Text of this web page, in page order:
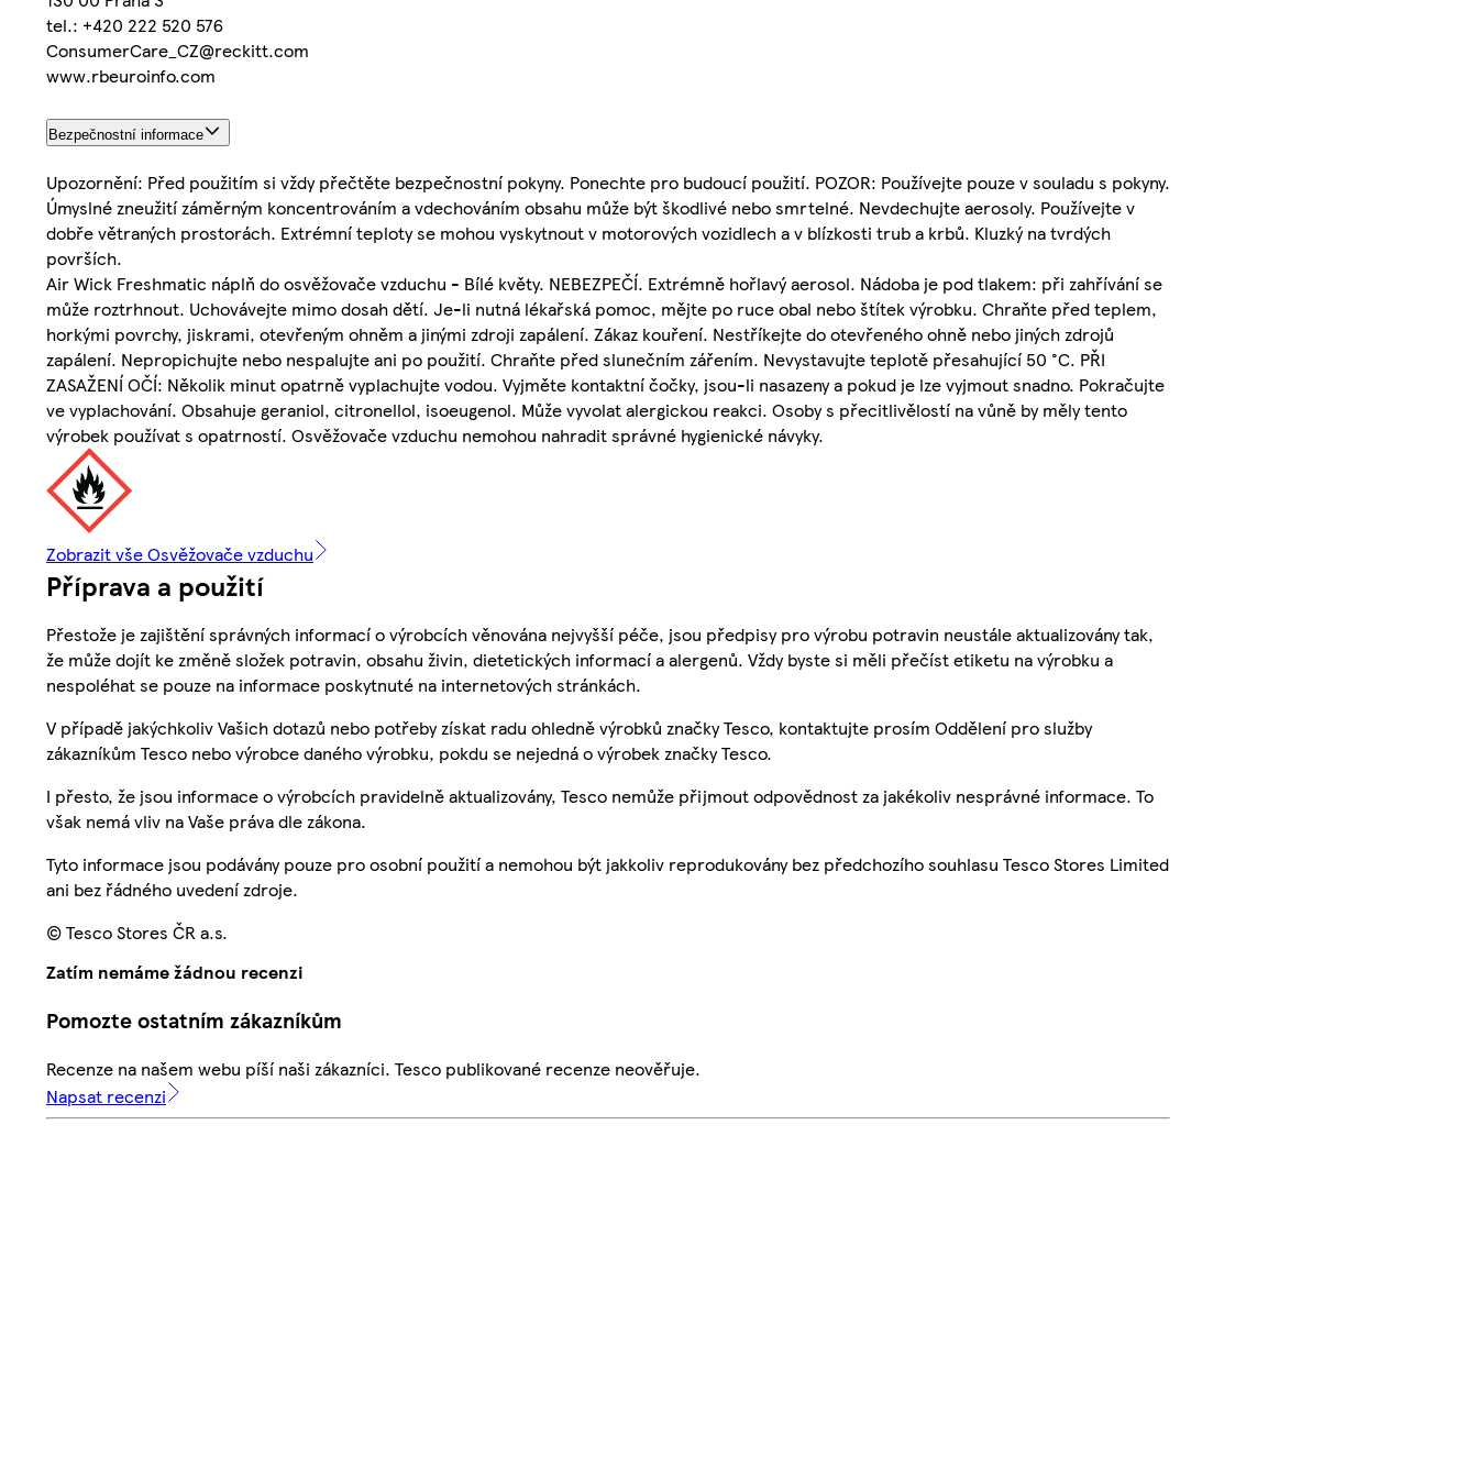
tel.: +420 222 520 576
ConsumerCare_CZ@reckitt.com
www.rbeuroinfo.com
Bezpečnostní informace
Upozornění: Před použitím si vždy přečtěte bezpečnostní pokyny. Ponechte pro budoucí použití. POZOR: Používejte pouze v souladu s pokyny.
Úmyslné zneužití záměrným koncentrováním a vdechováním obsahu může být škodlivé nebo smrtelné. Nevdechujte aerosoly. Používejte v
dobře větraných prostorách. Extrémní teploty se mohou vyskytnout v motorových vozidlech a v blízkosti trub a krbů. Kluzký na tvrdých
površích.
Air Wick Freshmatic náplň do osvěžovače vzduchu - Bílé květy. NEBEZPEČÍ. Extrémně hořlavý aerosol. Nádoba je pod tlakem: při zahřívání se
může roztrhnout. Uchovávejte mimo dosah dětí. Je-li nutná lékařská pomoc, mějte po ruce obal nebo štítek výrobku. Chraňte před teplem,
horkými povrchy, jiskrami, otevřeným ohněm a jinými zdroji zapálení. Zákaz kouření. Nestříkejte do otevřeného ohně nebo jiných zdrojů
zapálení. Nepropichujte nebo nespalujte ani po použití. Chraňte před slunečním zářením. Nevystavujte teplotě přesahující 50 °C. PŘI
ZASAŽENÍ OČÍ: Několik minut opatrně vyplachujte vodou. Vyjměte kontaktní čočky, jsou-li nasazeny a pokud je lze vyjmout snadno. Pokračujte
ve vyplachování. Obsahuje geraniol, citronellol, isoeugenol. Může vyvolat alergickou reakci. Osoby s přecitlivělostí na vůně by měly tento
výrobek používat s opatrností. Osvěžovače vzduchu nemohou nahradit správné hygienické návyky.
Zobrazit vše Osvěžovače vzduchu
Příprava a použití
Přestože je zajištění správných informací o výrobcích věnována nejvyšší péče, jsou předpisy pro výrobu potravin neustále aktualizovány tak,
že může dojít ke změně složek potravin, obsahu živin, dietetických informací a alergenů. Vždy byste si měli přečíst etiketu na výrobku a
nespoléhat se pouze na informace poskytnuté na internetových stránkách.
V případě jakýchkoliv Vašich dotazů nebo potřeby získat radu ohledně výrobků značky Tesco, kontaktujte prosím Oddělení pro služby
zákazníkům Tesco nebo výrobce daného výrobku, pokdu se nejedná o výrobek značky Tesco.
I přesto, že jsou informace o výrobcích pravidelně aktualizovány, Tesco nemůže přijmout odpovědnost za jakékoliv nesprávné informace. To
však nemá vliv na Vaše práva dle zákona.
Tyto informace jsou podávány pouze pro osobní použití a nemohou být jakkoliv reprodukovány bez předchozího souhlasu Tesco Stores Limited
ani bez řádného uvedení zdroje.
© Tesco Stores ČR a.s.
Zatím nemáme žádnou recenzi
Pomozte ostatním zákazníkům
Recenze na našem webu píší naši zákazníci. Tesco publikované recenze neověřuje.
Napsat recenzi